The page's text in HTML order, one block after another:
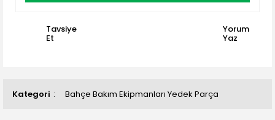
Kategori Bahçe Bakım Ekipmanları Yedek Parça
Tavsiye
Et
Yorum
Yaz